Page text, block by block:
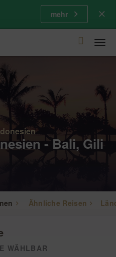
mehr
- Bali, Gili
Ähnliche Reisen
WÄHLBAR